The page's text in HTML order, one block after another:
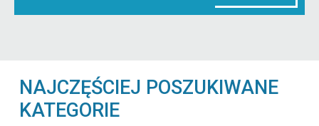
NAJCZĘŚCIEJ POSZUKIWANE
KATEGORIE